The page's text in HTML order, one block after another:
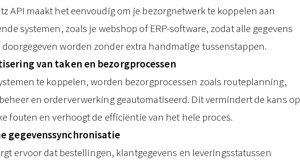
API maakt het eenvoudig om je bezorgnetwerk te koppelen aan
systemen, zoals je webshop of ERP-software, zodat alle gegevens
worden zonder extra handmatige tussenstappen.
van taken en bezorgprocessen
te koppelen, worden bezorgprocessen zoals routeplanning,
en orderverwerking geautomatiseerd. Dit vermindert de kans op
fouten en verhoogt de efficiëntie van het hele proces.
gegevenssynchronisatie
ervoor dat bestellingen, klantgegevens en leveringsstatussen